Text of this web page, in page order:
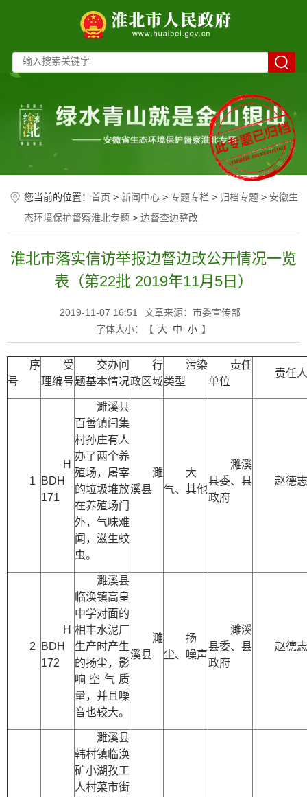
您当前的位置： 首页 > 新闻中心 > 专题专栏 > 归档专题 > 安徽生
态环境保护督察淮北专题 > 边督查边整改
淮北市落实信访举报边督边改公开情况一览
表（第22批 2019年11月5日）
2019-11-07 16:51
文章来源：市委宣传部
字体大小：
【 大 中 小 】
序
号
受
理编号
交办问
题基本情况
行
政区域
污染
类型
责任
单位
责任人
1
H
BDH
171
濉溪县
百善镇闫集
村孙庄有人
办了两个养
殖场，屠宰
的垃圾堆放
在养殖场门
外，气味难
闻，滋生蚊
虫。
濉
溪县
大
气、其他
濉溪
县委、县
政府
赵德
2
H
BDH
172
濉溪县
临涣镇高皇
中学对面的
相丰水泥厂
生产时产生
的扬尘，影
响空气质
量，并且噪
音也较大。
濉
溪县
扬
尘、噪声
濉溪
县委、县
政府
赵德
濉溪县
韩村镇临涣
矿小湖孜工
人村菜市街